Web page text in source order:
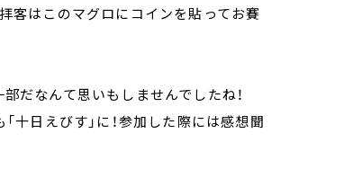
客はこのマグロにコインを貼ってお賽
だなんて思いもしませんでしたね！
十日えびす」に！参加した際には感想聞